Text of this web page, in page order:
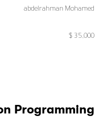
abdelrahman Mohamed
35,000 $